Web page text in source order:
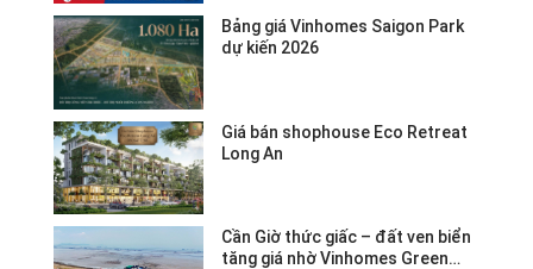
Bảng giá Vinhomes Saigon Park
dự kiến 2026
Giá bán shophouse Eco Retreat
Long An
Cần Giờ thức giấc – đất ven biển
tăng giá nhờ Vinhomes Green